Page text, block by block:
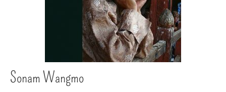
Sonam Wangmo